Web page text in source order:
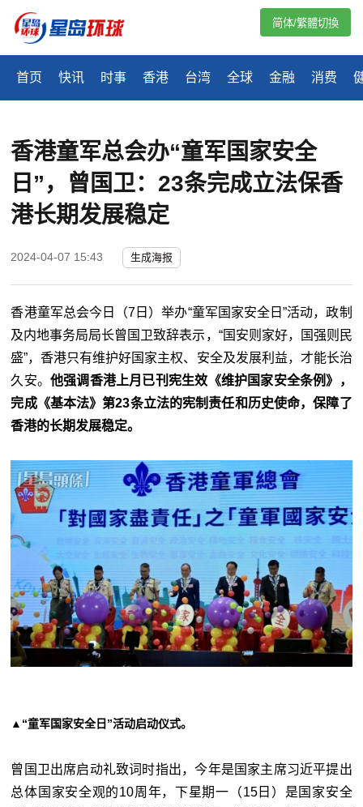
首页 快讯 时事 香港 台湾 全球 金融 消费
简体/繁體切換
香港童军总会办“童军国家安全
日”，曾国卫：23条完成立法保香
港长期发展稳定
2024-04-07 15:43 生成海报
香港童军总会今日（7日）举办“童军国家安全日”活动，政制
及内地事务局局长曾国卫致辞表示，“国安则家好，国强则民
盛”，香港只有维护好国家主权、安全及发展利益，才能长治
久安。他强调香港上月已刊宪生效《维护国家安全条例》，
完成《基本法》第23条立法的宪制责任和历史使命，保障了
香港的长期发展稳定。
▲“童军国家安全日”活动启动仪式。
曾国卫出席启动礼致词时指出，今年是国家主席习近平提出
总体国家安全观的10周年，下星期一（15日）是国家安全